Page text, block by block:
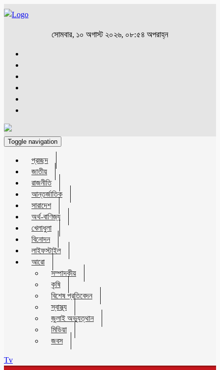
সোমবার, ১০ অগাস্ট ২০২৬, ০৮:৫৪ অপরাহ্ন
Toggle navigation
প্রচ্ছদ
জাতীয়
রাজনীতি
আন্তর্জাতিক
সারাদেশ
অর্থ-বাণিজ্য
খেলাধুলা
বিনোদন
লাইফস্টাইল
আরো
সম্পাদকীয়
কৃষি
বিশেষ প্রতিবেদন
স্বাস্থ্য
জুলাই অভ্যুত্থান
মিডিয়া
জবস
Tv